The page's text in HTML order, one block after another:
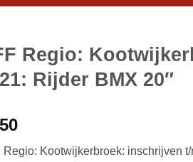
Regio:
Rijder BMX 20″
Regio: Kootwijkerbroek: inschrijven